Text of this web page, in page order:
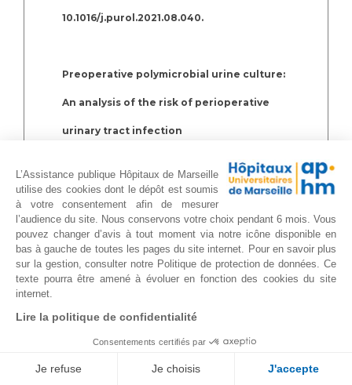
10.1016/j.purol.2021.08.040.
Preoperative polymicrobial urine culture:
An analysis of the risk of perioperative
urinary tract infection
Breuleux C, Gondran-Tellier B, Guerin V,
McManus R, Pauly V, Lechevallier E,
Albanese J, Baboudjian M.
Prog Urol. 2021 Sep 30:S1166-
7087(21)00450-4. doi:
L’Assistance publique Hôpitaux de Marseille
utilise des cookies dont le dépôt est soumis
à votre consentement afin de mesurer
l’audience du site. Nous conservons votre choix pendant 6 mois. Vous
pouvez changer d’avis à tout moment via notre icône disponible en
bas à gauche de toutes les pages du site internet. Pour en savoir plus
sur la gestion, consulter notre Politique de protection de données. Ce
texte pourra être amené à évoluer en fonction des cookies du site
internet.
Lire la politique de confidentialité
Consentements certifiés par
Je refuse Je choisis J'accepte